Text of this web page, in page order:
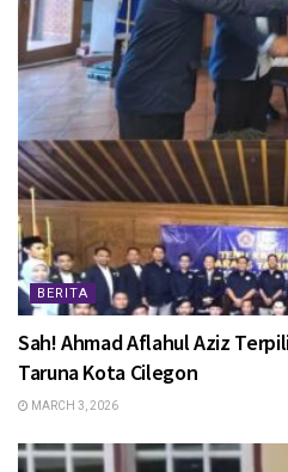
BERITA
Sah! Ahmad Aflahul Aziz
Taruna Kota Cilegon
MARCH 3, 2026